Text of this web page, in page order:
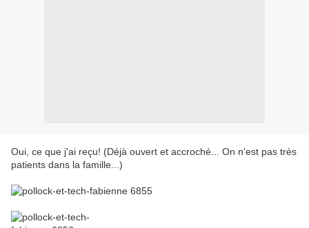
Oui, ce que j'ai reçu! (Déjà ouvert et accroché... On n'est pas très
patients dans la famille...)